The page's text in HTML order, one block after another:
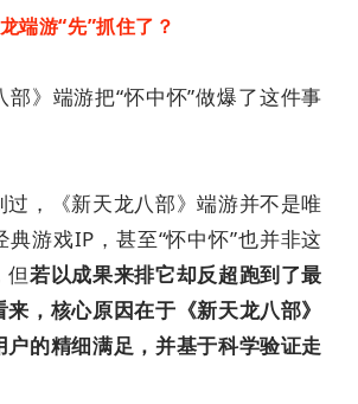
端游“先”抓住了？
》端游把“怀中怀”做爆了这件事
过，《新天龙八部》端游并不是唯
典游戏IP，甚至“怀中怀”也并非这
但若以成果来排它却反超跑到了最
，核心原因在于《新天龙八部》
户的精细满足，并基于科学验证走